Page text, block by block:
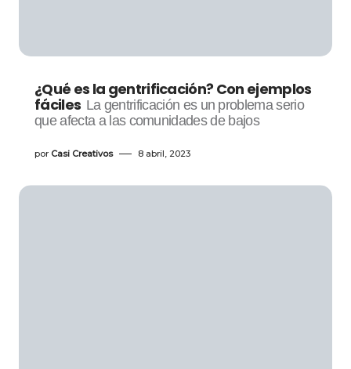
¿Qué es la gentrificación? Con ejemplos
fáciles La gentrificación es un problema serio
que afecta a las comunidades de bajos
por Casi Creativos 8 abril, 2023